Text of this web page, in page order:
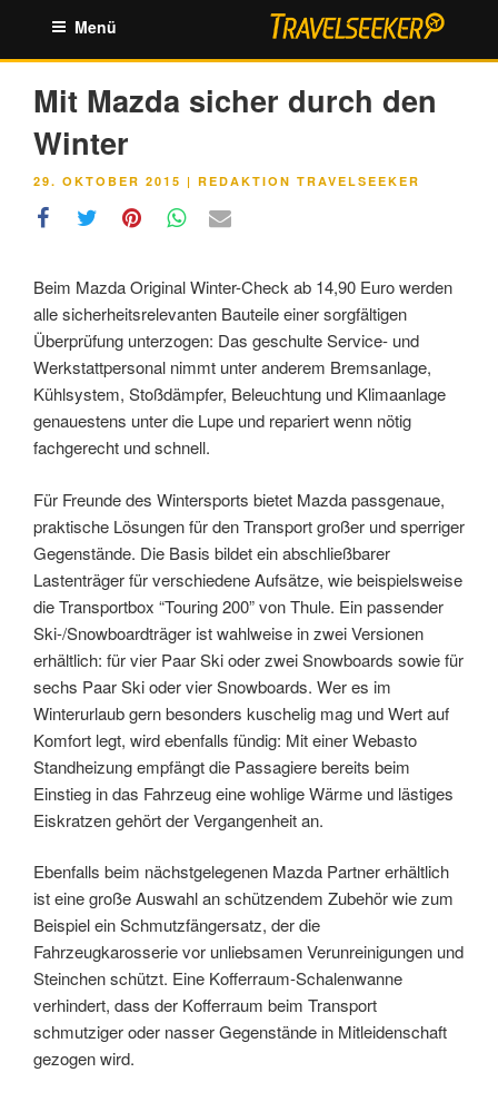
springen
Menü
Mit Mazda sicher durch den
Winter
VERÖFFENTLICHT
29. OKTOBER 2015 | REDAKTION TRAVELSEEKER
Beim Mazda Original Winter-Check ab 14,90 Euro werden
alle sicherheitsrelevanten Bauteile einer sorgfältigen
Überprüfung unterzogen: Das geschulte Service- und
Werkstattpersonal nimmt unter anderem Bremsanlage,
Kühlsystem, Stoßdämpfer, Beleuchtung und Klimaanlage
genauestens unter die Lupe und repariert wenn nötig
fachgerecht und schnell.
Für Freunde des Wintersports bietet Mazda passgenaue,
praktische Lösungen für den Transport großer und sperriger
Gegenstände. Die Basis bildet ein abschließbarer
Lastenträger für verschiedene Aufsätze, wie beispielsweise
die Transportbox “Touring 200” von Thule. Ein passender
Ski-/Snowboardträger ist wahlweise in zwei Versionen
erhältlich: für vier Paar Ski oder zwei Snowboards sowie für
sechs Paar Ski oder vier Snowboards. Wer es im
Winterurlaub gern besonders kuschelig mag und Wert auf
Komfort legt, wird ebenfalls fündig: Mit einer Webasto
Standheizung empfängt die Passagiere bereits beim
Einstieg in das Fahrzeug eine wohlige Wärme und lästiges
Eiskratzen gehört der Vergangenheit an.
Ebenfalls beim nächstgelegenen Mazda Partner erhältlich
ist eine große Auswahl an schützendem Zubehör wie zum
Beispiel ein Schmutzfängersatz, der die
Fahrzeugkarosserie vor unliebsamen Verunreinigungen und
Steinchen schützt. Eine Kofferraum-Schalenwanne
verhindert, dass der Kofferraum beim Transport
schmutziger oder nasser Gegenstände in Mitleidenschaft
gezogen wird.